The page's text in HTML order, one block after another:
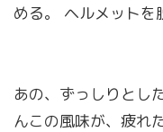
める。 ヘルメットを
あの、ずっしりとし
んこの風味が、疲れ